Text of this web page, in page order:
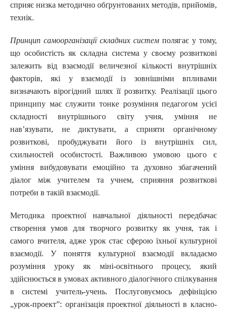
сприяє низка методично обґрунтованих методів, прийомів,
технік.
Принцип самоорганізації складних систем полягає у тому,
що особистість як складна система у своєму розвиткові
залежить від взаємодії величезної кількості внутрішніх
факторів, які у взаємодії із зовнішніми впливами
визначають вірогідний шлях її розвитку. Реалізації цього
принципу має служити тонке розуміння педагогом усієї
складності внутрішнього світу учня, уміння не
нав’язувати, не диктувати, а сприяти органічному
розвиткові, пробуджувати його із внутрішніх сил,
схильностей особистості. Важливою умовою цього є
уміння вибудовувати емоційно та духовно збагачений
діалог між учителем та учнем, сприяння розвиткові
потреби в такій взаємодії.
Методика проектної навчальної діяльності передбачає
створення умов для творчого розвитку як учня, так і
самого вчителя, адже урок стає сферою їхньої культурної
взаємодії. У поняття культурної взаємодії вкладаємо
розуміння уроку як міні-освітнього процесу, який
здійснюється в умовах активного діалогічного спілкування
в системі учитель-учень. Послуговуємось дефініцією
„урок-проект”: організація проектної діяльності в класно-